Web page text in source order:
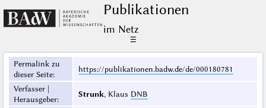
Publikationen
im Netz
☰
Permalink zu
dieser Seite:
https://publikationen.badw.de/de/000180781
Verfasser |
Herausgeber:
Strunk, Klaus DNB